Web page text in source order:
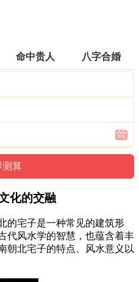
命中贵人 八字合婚
化的交融
的宅子是一种常见的建筑形
代风水学的智慧，也蕴含着丰
朝北宅子的特点、风水意义以